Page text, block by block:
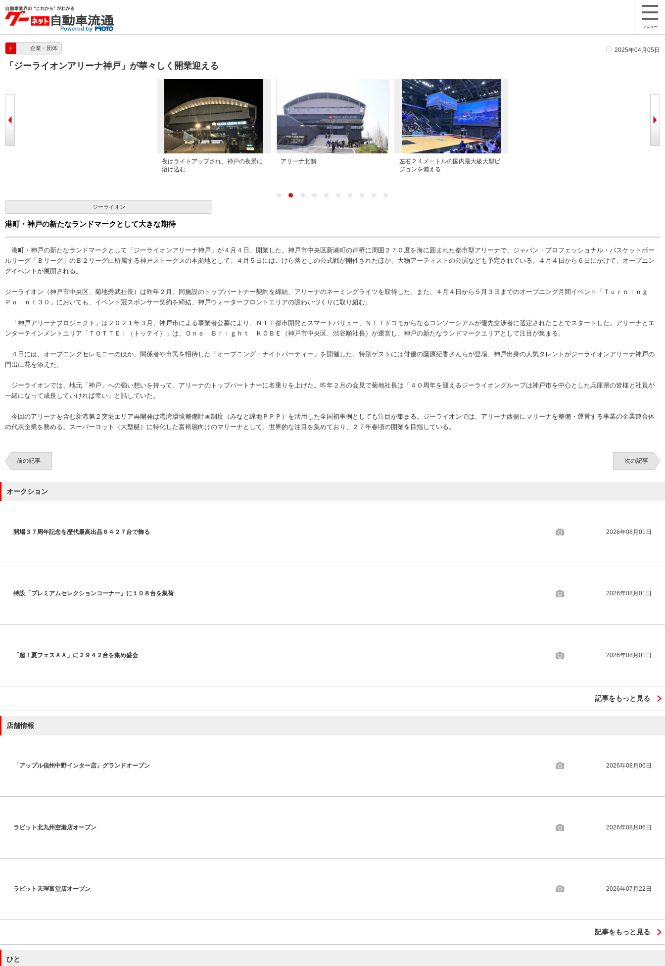
メニュー
企業・団体 2025年04月05日
「ジーライオンアリーナ神戸」が華々しく開業迎える
夜はライトアップされ、神戸の夜景に
溶け込む
アリーナ北側
左右２４メートルの国内最大級大型ビ
ジョンを備える
ジーライオン
港町・神戸の新たなランドマークとして大きな期待
港町・神戸の新たなランドマークとして「ジーライオンアリーナ神戸」が４月４日、開業した。神戸市中央区新港町の岸壁に周囲２７０度を海に囲まれた都市型アリーナで、ジャパン・プロフェッショナル・バスケットボー
ルリーグ「Ｂリーグ」のＢ２リーグに所属する神戸ストークスの本拠地として、４月５日にはこけら落としの公式戦が開催されたほか、大物アーティストの公演なども予定されている。４月４日から６日にかけて、オープニン
グイベントが展開される。
ジーライオン（神戸市中央区、菊地秀武社長）は昨年２月、同施設のトップパートナー契約を締結、アリーナのネーミングライツを取得した。また、４月４日から５月３日までのオープニング月間イベント「Ｔｕｒｎｉｎｇ
Ｐｏｉｎｔ３０」においても、イベント冠スポンサー契約を締結、神戸ウォーターフロントエリアの賑わいづくりに取り組む。
「神戸アリーナプロジェクト」は２０２１年３月、神戸市による事業者公募により、ＮＴＴ都市開発とスマートバリュー、ＮＴＴドコモからなるコンソーシアムが優先交渉者に選定されたことでスタートした。アリーナとエ
ンターテインメントエリア「ＴＯＴＴＥＩ（トッテイ）」は、Ｏｎｅ Ｂｒｉｇｈｔ ＫＯＢＥ（神戸市中央区、渋谷順社長）が運営し、神戸の新たなランドマークエリアとして注目が集まる。
４日には、オープニングセレモニーのほか、関係者や市民を招待した「オープニング・ナイトパーティー」を開催した。特別ゲストには俳優の藤原紀香さんらが登場、神戸出身の人気タレントがジーライオンアリーナ神戸の
門出に花を添えた。
ジーライオンでは、地元「神戸」への強い想いを持って、アリーナのトップパートナーに名乗りを上げた。昨年２月の会見で菊地社長は「４０周年を迎えるジーライオングループは神戸市を中心とした兵庫県の皆様と社員が
一緒になって成長していければ幸い」と話していた。
今回のアリーナを含む新港第２突堤エリア再開発は港湾環境整備計画制度（みなと緑地ＰＰＰ）を活用した全国初事例としても注目が集まる。ジーライオンでは、アリーナ西側にマリーナを整備・運営する事業の企業連合体
の代表企業を務める。スーパーヨット（大型艇）に特化した富裕層向けのマリーナとして、世界的な注目を集めており、２７年春頃の開業を目指している。
前の記事 次の記事
オークション
開場３７周年記念を歴代最高出品６４２７台で飾る 2026年08月01日
特設「プレミアムセレクションコーナー」に１０８台を集荷 2026年08月01日
「超！夏フェスＡＡ」に２９４２台を集め盛会 2026年08月01日
記事をもっと見る
店舗情報
「アップル信州中野インター店」グランドオープン 2026年08月06日
ラビット北九州空港店オープン 2026年08月06日
ラビット天理富堂店オープン 2026年07月22日
記事をもっと見る
ひと